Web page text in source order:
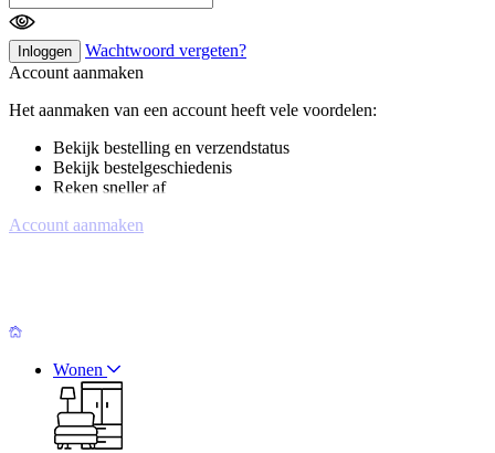
Inloggen
Wachtwoord vergeten?
Account aanmaken
Het aanmaken van een account heeft vele voordelen:
Bekijk bestelling en verzendstatus
Bekijk bestelgeschiedenis
Reken sneller af
Account aanmaken
Wonen